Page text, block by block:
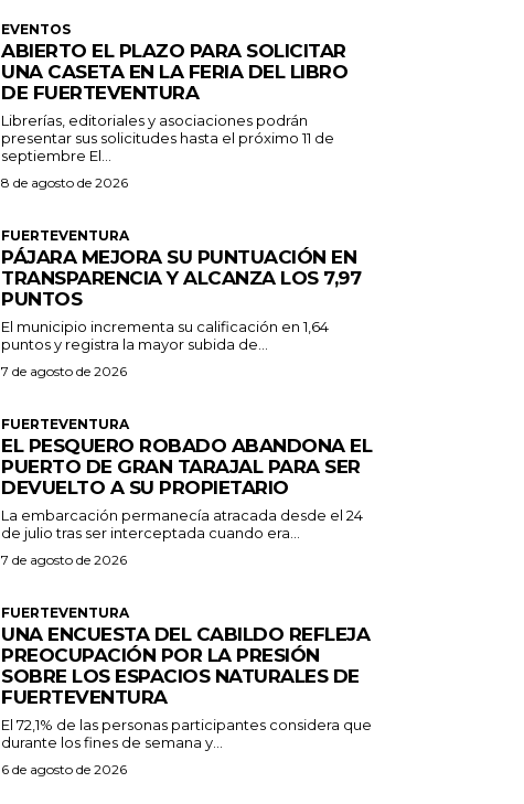
EVENTOS
ABIERTO EL PLAZO PARA SOLICITAR
UNA CASETA EN LA FERIA DEL LIBRO
DE FUERTEVENTURA
Librerías, editoriales y asociaciones podrán
presentar sus solicitudes hasta el próximo 11 de
septiembre El...
8 de agosto de 2026
FUERTEVENTURA
PÁJARA MEJORA SU PUNTUACIÓN EN
TRANSPARENCIA Y ALCANZA LOS 7,97
PUNTOS
El municipio incrementa su calificación en 1,64
puntos y registra la mayor subida de...
7 de agosto de 2026
FUERTEVENTURA
EL PESQUERO ROBADO ABANDONA EL
PUERTO DE GRAN TARAJAL PARA SER
DEVUELTO A SU PROPIETARIO
La embarcación permanecía atracada desde el 24
de julio tras ser interceptada cuando era...
7 de agosto de 2026
FUERTEVENTURA
UNA ENCUESTA DEL CABILDO REFLEJA
PREOCUPACIÓN POR LA PRESIÓN
SOBRE LOS ESPACIOS NATURALES DE
FUERTEVENTURA
El 72,1% de las personas participantes considera que
durante los fines de semana y...
6 de agosto de 2026